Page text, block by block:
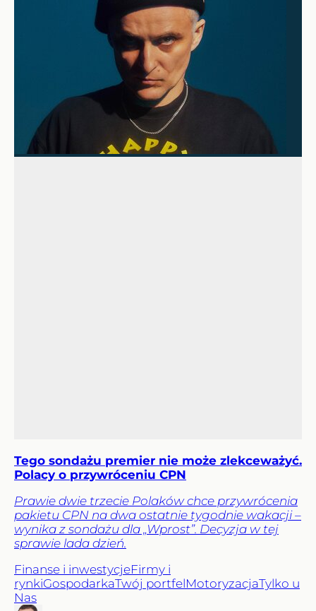
Tego sondażu premier nie może zlekceważyć.
Polacy o przywróceniu CPN
Prawie dwie trzecie Polaków chce przywrócenia
pakietu CPN na dwa ostatnie tygodnie wakacji –
wynika z sondażu dla „Wprost”. Decyzja w tej
sprawie lada dzień.
Finanse i inwestycjeFirmy i
rynkiGospodarkaTwój portfelMotoryzacjaTylko u
Nas